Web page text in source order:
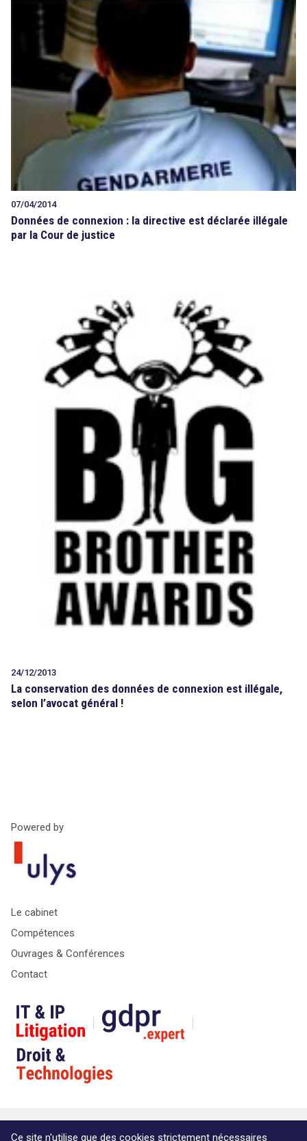
07/04/2014
Données de connexion : la directive est déclarée illégale
par la Cour de justice
24/12/2013
La conservation des données de connexion est illégale,
selon l’avocat général !
Powered by
Le cabinet
Compétences
Ouvrages & Conférences
Contact
© Copyright Max & Zoé SPRL - Vie Privée -A propos &
Ce site n'utilise que des cookies strictement nécessaires